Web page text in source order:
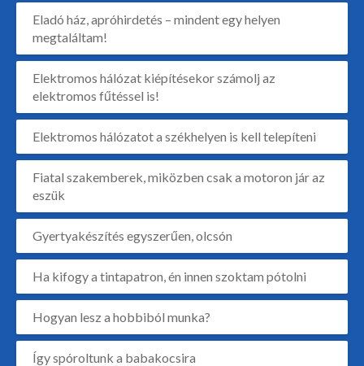
Eladó ház, apróhirdetés – mindent egy helyen
megtaláltam!
Elektromos hálózat kiépítésekor számolj az
elektromos fűtéssel is!
Elektromos hálózatot a székhelyen is kell telepíteni
Fiatal szakemberek, miközben csak a motoron jár az
eszük
Gyertyakészítés egyszerűen, olcsón
Ha kifogy a tintapatron, én innen szoktam pótolni
Hogyan lesz a hobbiból munka?
Így spóroltunk a babakocsira